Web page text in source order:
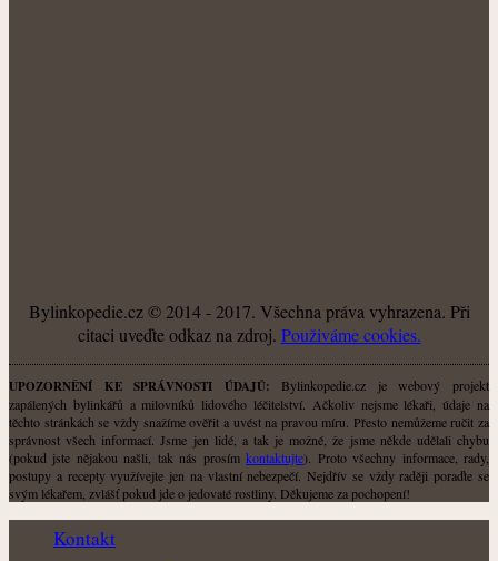
Bylinkopedie.cz © 2014 - 2017. Všechna práva vyhrazena. Při
citaci uveďte odkaz na zdroj. Použiváme cookies.
UPOZORNĚNÍ KE SPRÁVNOSTI ÚDAJŮ: Bylinkopedie.cz je webový projekt
zapálených bylinkářů a milovníků lidového léčitelství. Ačkoliv nejsme lékaři, údaje na
těchto stránkách se vždy snažíme ověřit a uvést na pravou míru. Přesto nemůžeme ručit za
správnost všech informací. Jsme jen lidé, a tak je možné, že jsme někde udělali chybu
(pokud jste nějakou našli, tak nás prosímkontaktujte). Proto všechny informace, rady,
postupy a recepty využívejte jen na vlastní nebezpečí. Nejdřív se vždy raději poraďte se
svým lékařem, zvlášť pokud jde o jedovaté rostliny. Děkujeme za pochopení!
Kontakt